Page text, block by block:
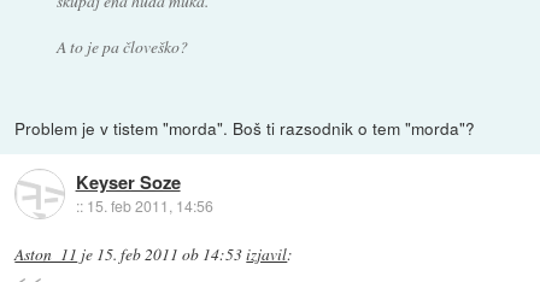
A to je pa človeško?
Problem je v tistem "morda". Boš ti razsodnik o tem "morda"?
Keyser Soze
:: 15. feb 2011, 14:56
Aston_11 je 15. feb 2011 ob 14:53izjavil: